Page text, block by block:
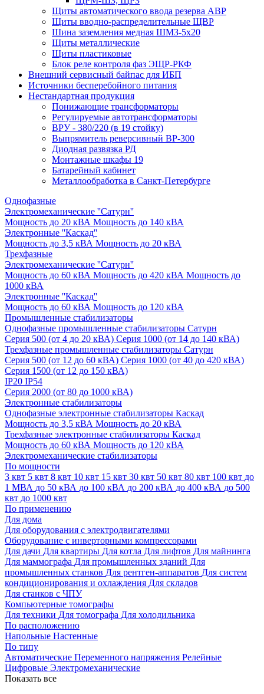
Щиты автоматического ввода резерва АВР
Щиты вводно-распределительные ЩВР
Шина заземления медная ШМЗ-5х20
Щиты металлические
Щиты пластиковые
Блок реле контроля фаз ЭЩР-РКФ
Внешний сервисный байпас для ИБП
Источники бесперебойного питания
Нестандартная продукция
Понижающие трансформаторы
Регулируемые автотрансформаторы
ВРУ - 380/220 (в 19 стойку)
Выпрямитель реверсивный ВР-300
Диодная развязка РД
Монтажные шкафы 19
Батарейный кабинет
Металлообработка в Санкт-Петербурге
Однофазные
Электромеханические ''Сатурн''
Мощность до 20 кВА Мощность до 140 кВА
Электронные ''Каскад''
Мощность до 3,5 кВА Мощность до 20 кВА
Трехфазные
Электромеханические ''Сатурн''
Мощность до 60 кВА Мощность до 420 кВА Мощность до
1000 кВА
Электронные ''Каскад''
Мощность до 60 кВА Мощность до 120 кВА
Промышленные стабилизаторы
Однофазные промышленные стабилизаторы Сатурн
Серия 500 (от 4 до 20 кВА) Серия 1000 (от 14 до 140 кВА)
Трехфазные промышленные стабилизаторы Сатурн
Cерия 500 (от 12 до 60 кВА) Серия 1000 (от 40 до 420 кВА)
Серия 1500 (от 12 до 150 кВА)
IP20 IP54
Серия 2000 (от 80 до 1000 кВА)
Электронные стабилизаторы
Однофазные электронные стабилизаторы Каскад
Мощность до 3,5 кВА Мощность до 20 кВА
Трехфазные электронные стабилизаторы Каскад
Мощность до 60 кВА Мощность до 120 кВА
Электромеханические стабилизаторы
По мощности
3 квт 5 квт 8 квт 10 квт 15 квт 30 квт 50 квт 80 квт 100 квт до
1 МВА до 50 кВА до 100 кВА до 200 кВА до 400 кВА до 500
квт до 1000 квт
По применению
Для дома
Для оборудования с электродвигателями
Оборудование с инверторными компрессорами
Для дачи Для квартиры Для котла Для лифтов Для майнинга
Для маммографа Для промышленных зданий Для
промышленных станков Для рентген-аппаратов Для систем
кондиционирования и охлаждения Для складов
Для станков с ЧПУ
Компьютерные томографы
Для техники Для томографа Для холодильника
По расположению
Напольные Настенные
По типу
Автоматические Переменного напряжения Релейные
Цифровые Электромеханические
Показать все